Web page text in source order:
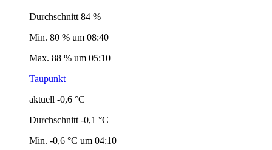
Durchschnitt 84 %
Min. 80 % um 08:40
Max. 88 % um 05:10
Taupunkt
aktuell -0,6 °C
Durchschnitt -0,1 °C
Min. -0,6 °C um 04:10